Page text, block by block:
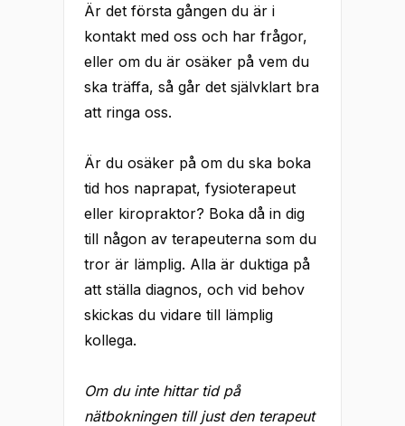
Är det första gången du är i
kontakt med oss och har frågor,
eller om du är osäker på vem du
ska träffa, så går det självklart bra
att ringa oss.
Är du osäker på om du ska boka
tid hos naprapat, fysioterapeut
eller kiropraktor? Boka då in dig
till någon av terapeuterna som du
tror är lämplig. Alla är duktiga på
att ställa diagnos, och vid behov
skickas du vidare till lämplig
kollega.
Om du inte hittar tid på
nätbokningen till just den terapeut